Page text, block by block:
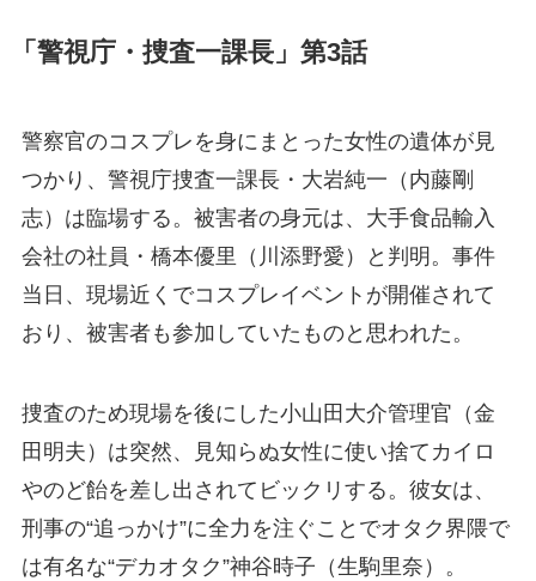
「警視庁・捜査一課長」第3話
警察官のコスプレを身にまとった女性の遺体が見
つかり、警視庁捜査一課長・大岩純一（内藤剛
志）は臨場する。被害者の身元は、大手食品輸入
会社の社員・橋本優里（川添野愛）と判明。事件
当日、現場近くでコスプレイベントが開催されて
おり、被害者も参加していたものと思われた。
捜査のため現場を後にした小山田大介管理官（金
田明夫）は突然、見知らぬ女性に使い捨てカイロ
やのど飴を差し出されてビックリする。彼女は、
刑事の“追っかけ”に全力を注ぐことでオタク界隈で
は有名な“デカオタク”神谷時子（生駒里奈）。